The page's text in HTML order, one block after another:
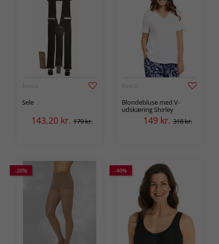
ÅSHILD
Sele
143,20 kr. 179 kr.
ÅSHILD
Blondebluse med V-
udskæring Shirley
149 kr. 318 kr.
-20% -40%